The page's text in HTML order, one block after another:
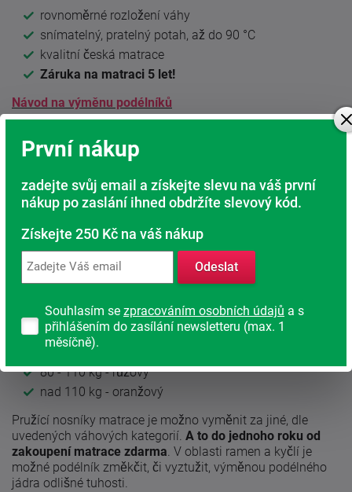
rovnoměrné rozložení váhy
snímatelný, pratelný potah, až do 90 °C
kvalitní česká matrace
Záruka na matraci 5 let!
Návod na výměnu podélníků
6x za sebou značku jakosti CZECH MADE.
NÁBYTEK ".
PUR nosníky
matrace v těchto váhových kategoriích:
do 60 kg - šedý
60 - 80 kg - modrý
80 - 110 kg - růžový
nad 110 kg - oranžový
Pružící nosníky matrace je možno vyměnit za jiné, dle
uvedených váhových kategorií. A to do jednoho roku od
zakoupení matrace zdarma. V oblasti ramen a kyčlí je
možné podélník změkčit, či vyztužit, výměnou podélného
jádra odlišné tuhosti.
První nákup
zadejte svůj email a získejte slevu na váš první
nákup po zaslání ihned obdržíte slevový kód.
Získejte 250 Kč na váš nákup
Odeslat
Souhlasím se zpracováním osobních údajů a s
přihlášením do zasílání newsletteru (max. 1
měsíčně).